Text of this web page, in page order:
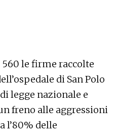
le firme raccolte
di San Polo
legge nazionale e
freno alle aggressioni
l’80% delle